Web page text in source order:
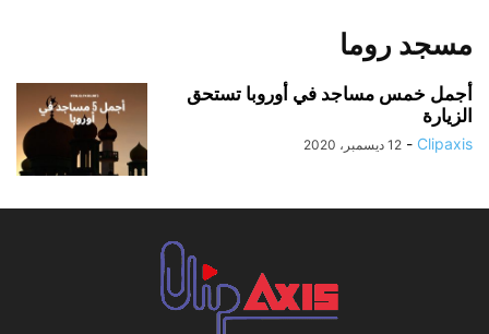
مسجد روما
أجمل خمس مساجد في أوروبا تستحق
الزيارة
Clipaxis
- 12 ديسمبر، 2020